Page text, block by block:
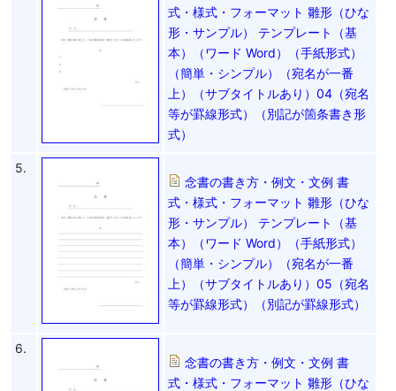
式・様式・フォーマット 雛形（ひな
形・サンプル） テンプレート（基
本）（ワード Word）（手紙形式）
（簡単・シンプル）（宛名が一番
上）（サブタイトルあり）04（宛名
等が罫線形式）（別記が箇条書き形
式）
5.
念書の書き方・例文・文例 書
式・様式・フォーマット 雛形（ひな
形・サンプル） テンプレート（基
本）（ワード Word）（手紙形式）
（簡単・シンプル）（宛名が一番
上）（サブタイトルあり）05（宛名
等が罫線形式）（別記が罫線形式）
6.
念書の書き方・例文・文例 書
式・様式・フォーマット 雛形（ひな